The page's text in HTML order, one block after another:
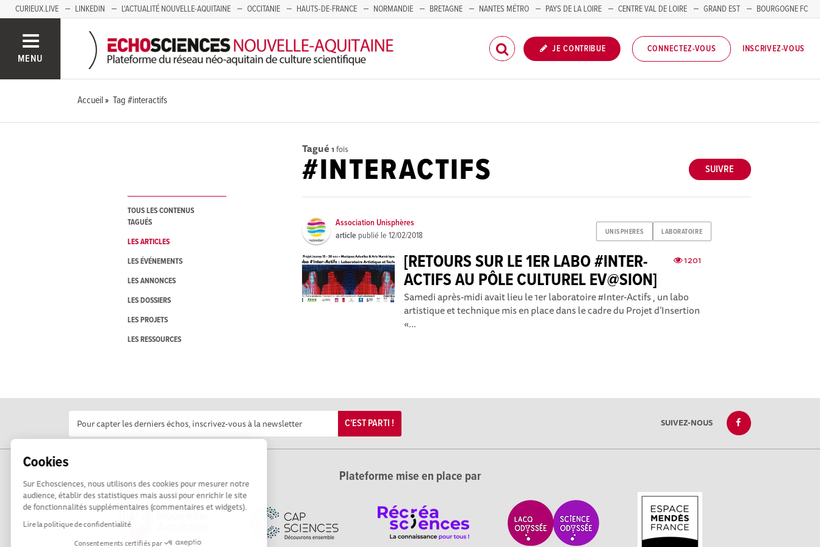
Cookies
Sur Echosciences, nous utilisons des cookies pour mesurer notre
audience, établir des statistiques mais aussi pour enrichir le site
de fonctionnalités supplémentaires (commentaires et widgets).
Lire la politique de confidentialité
Consentements certifiés par
CURIEUX.LIVE LINKEDIN L'ACTUALITÉ NOUVELLE-AQUITAINE OCCITANIE HAUTS-DE-FRANCE NORMANDIE BRETAGNE NANTES MÉTRO PAYS DE LA LOIRE CENTRE VAL DE LOIRE GRAND EST
BOURGOGNE FC
MENU
JE CONTRIBUE CONNECTEZ-VOUS INSCRIVEZ-VOUS
Accueil Tag #interactifs
TOUS LES CONTENUS
TAGUÉS
LES ARTICLES
LES ÉVÉNEMENTS
LES ANNONCES
LES DOSSIERS
LES PROJETS
LES RESSOURCES
Tagué 1 fois
SUIVRE
#INTERACTIFS
UNISPHERES LABORATOIRE
Association Unisphères
article publié le12/02/2018
1201
[RETOURS SUR LE 1ER LABO #INTER-
ACTIFS AU PÔLE CULTUREL EV@SION]
Samedi après-midi avait lieu le 1er laboratoire #Inter-Actifs , un labo
artistique et technique mis en place dans le cadre du Projet d’Insertion
«...
C'EST PARTI ! SUIVEZ-NOUS
Plateforme mise en place par